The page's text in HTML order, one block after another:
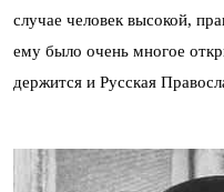
случае человек высокой,
ему было очень многое
держится и Русская